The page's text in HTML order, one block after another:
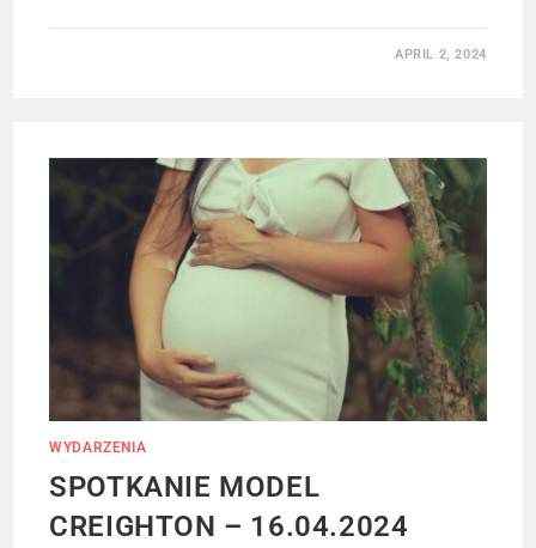
APRIL 2, 2024
WYDARZENIA
SPOTKANIE MODEL
CREIGHTON – 16.04.2024